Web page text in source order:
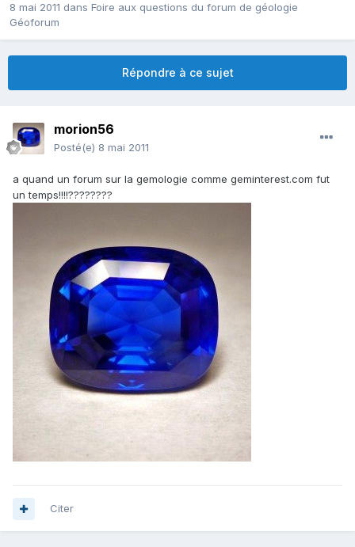
8 mai 2011 dans Foire aux questions du forum de géologie
Géoforum
Répondre à ce sujet
morion56
Posté(e) 8 mai 2011
a quand un forum sur la gemologie comme geminterest.com fut
un temps!!!!????????
Citer